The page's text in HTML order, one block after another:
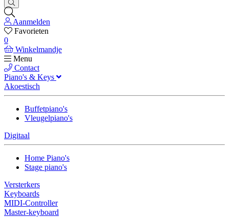
Aanmelden
Favorieten
0
Winkelmandje
Menu
Contact
Piano's & Keys
Akoestisch
Buffetpiano's
Vleugelpiano's
Digitaal
Home Piano's
Stage piano's
Versterkers
Keyboards
MIDI-Controller
Master-keyboard